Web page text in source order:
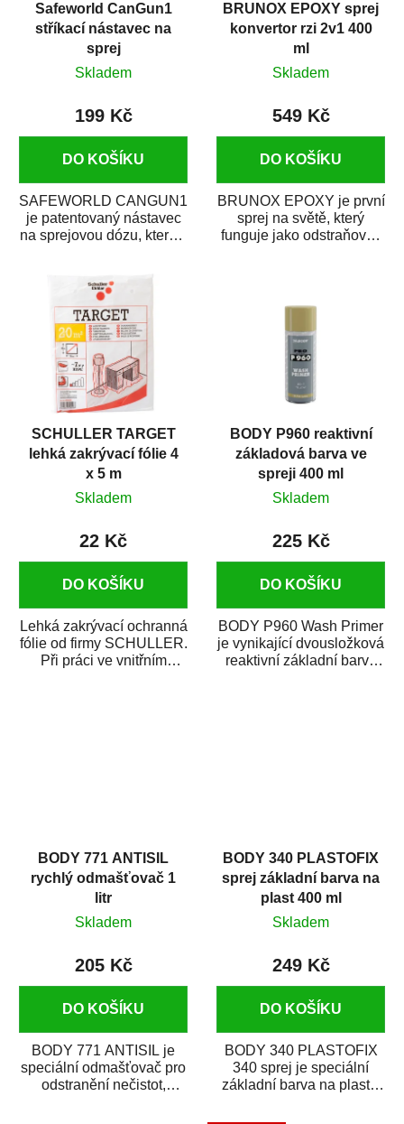
Safeworld CanGun1
stříkací nástavec na
sprej
Skladem
199 Kč
DO KOŠÍKU
SAFEWORLD CANGUN1
je patentovaný nástavec
na sprejovou dózu, který ji
BRUNOX EPOXY sprej
konvertor rzi 2v1 400
ml
Skladem
549 Kč
DO KOŠÍKU
BRUNOX EPOXY je první
sprej na světě, který
funguje jako odstraňovač
SCHULLER TARGET
lehká zakrývací fólie 4
x 5 m
Skladem
22 Kč
DO KOŠÍKU
Lehká zakrývací ochranná
fólie od firmy SCHULLER.
Při práci ve vnitřním
BODY P960 reaktivní
základová barva ve
spreji 400 ml
Skladem
225 Kč
DO KOŠÍKU
BODY P960 Wash Primer
je vynikající dvousložková
reaktivní základní barva
BODY 771 ANTISIL
rychlý odmašťovač 1
litr
Skladem
205 Kč
DO KOŠÍKU
BODY 771 ANTISIL je
speciální odmašťovač pro
odstranění nečistot,
BODY 340 PLASTOFIX
sprej základní barva na
plast 400 ml
Skladem
249 Kč
DO KOŠÍKU
BODY 340 PLASTOFIX
340 sprej je speciální
základní barva na plasty,
vrchních...